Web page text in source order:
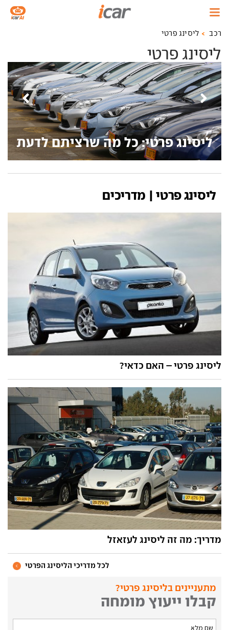
רכב ליסינג פרטי
ליסינג פרטי
ליסינג פרטי: כל מה שרציתם לדעת
לכל מדריכי הליסינג הפרטי
ליסינג פרטי | מדריכים
ליסינג פרטי – האם כדאי?
מדריך: מה זה ליסינג לעזאזל
מתעניינים בליסינג פרטי?
קבלו ייעוץ מומחה